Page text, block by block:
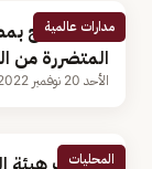
مدارات عالمية
قمة المناخ
المتضررة من
الأحد 20 نوفمبر 2022
المحليات